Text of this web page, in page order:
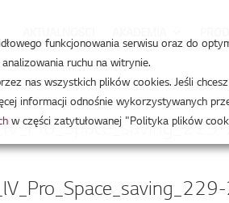
funkcjonowania serwisu oraz do
ruchu na witrynie.
nas wszystkich plików cookies. Jeśli
informacji odnośnie wykorzystywanych
w części zatytułowanej "Polityka plików